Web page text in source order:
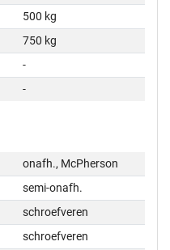
500 kg
750 kg
-
-
onafh., McPherson
semi-onafh.
schroefveren
schroefveren